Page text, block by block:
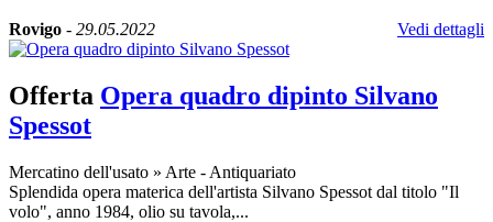
Rovigo - 29.05.2022 Vedi dettagli
Offerta Opera quadro dipinto Silvano
Spessot
Mercatino dell'usato » Arte - Antiquariato
Splendida opera materica dell'artista Silvano Spessot dal titolo "Il
volo", anno 1984, olio su tavola,...